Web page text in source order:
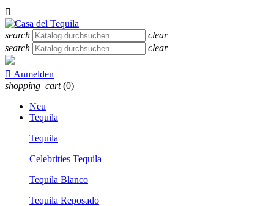

search
clear
search
clear
 Anmelden
shopping_cart (0)
Neu
Tequila
Tequila
Celebrities Tequila
Tequila Blanco
Tequila Reposado